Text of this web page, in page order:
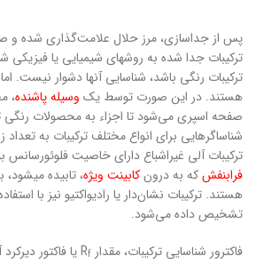
پس از جداسازی، مرز حلال علامت‌گذاری شده
ترکیبات جدا شده به روش­های شیمیایی یا فیزیکی
ترکیبات رنگی باشد، شناسایی آن­ها دشوار نیست.
هستند. در این صورت توسط یک وسیله پاشنده،
صفحه اسپری می‌شود تا اجزاء به محصولات
شناساگرهایی برای انواع مختلف ترکیبات به
ترکیبات آلی غیراشباع دارای خاصیت
فرابنفشکه به درونکابینت ویژه، تابیده
هستند. ترکیبات نشان‌دار یا رادیواکتیو نیز با
تشخیص داده می‌شود.
فاکترور شناسایی ترکیبات، مقدار R f
یا فاکتور